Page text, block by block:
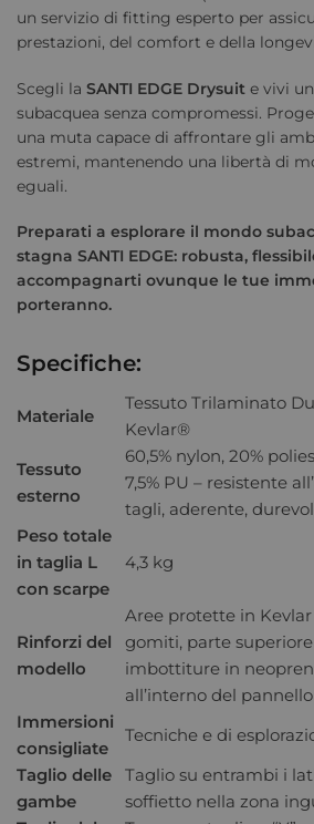
un servizio di fitting esperto per
prestazioni, del comfort e della
Scegli la SANTI EDGE Drysuit e vivi
subacquea senza compromessi.
una muta capace di affrontare gli
estremi, mantenendo una libertà di
eguali.
Preparati a esplorare il mondo
stagna SANTI EDGE: robusta,
accompagnarti ovunque le tue
porteranno.
Specifiche:
Materiale
Tessuto Trilaminato
Kevlar®
Tessuto
esterno
60,5% nylon, 20%
7,5% PU – resistente
tagli, aderente,
Peso totale
in taglia L
con scarpe
4,3 kg
Rinforzi del
modello
Aree protette in
gomiti, parte
imbottiture in
all’interno del
Immersioni
consigliate
Tecniche e di
Taglio delle
gambe
Taglio su entrambi i
soffietto nella zona